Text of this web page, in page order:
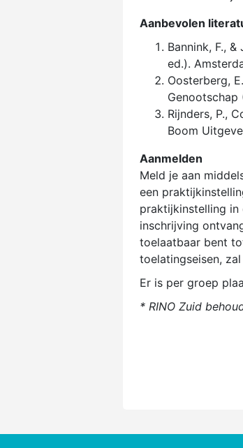
Aanbevolen
Bannink, F., &
ed.).
Oosterberg,
Genootschap
Rijnders, P.,
Boom
Aanmelden
Meld je aan
een
praktijkinstelling in
inschrijving
toelaatbaar bent
toelatingseisen,
Er is per groep
* RINO Zuid